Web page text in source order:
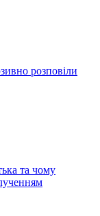
розповіли
та чому